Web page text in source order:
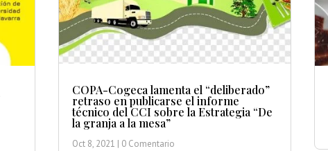
COPA-Cogeca lamenta el “deliberado”
retraso en publicarse el informe
técnico del CCI sobre la Estrategia “De
la granja a la mesa”
Oct 8, 2021 | 0 Comentario